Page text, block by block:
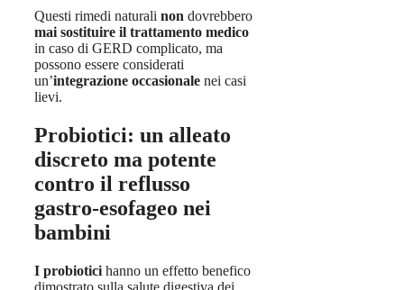
Questi rimedi naturali non dovrebbero
mai sostituire il trattamento medico
in caso di GERD complicato, ma
possono essere considerati
un’integrazione occasionale nei casi
lievi.
Probiotici: un alleato
discreto ma potente
contro il reflusso
gastro-esofageo nei
bambini
I probiotici hanno un effetto benefico
dimostrato sulla salute digestiva dei